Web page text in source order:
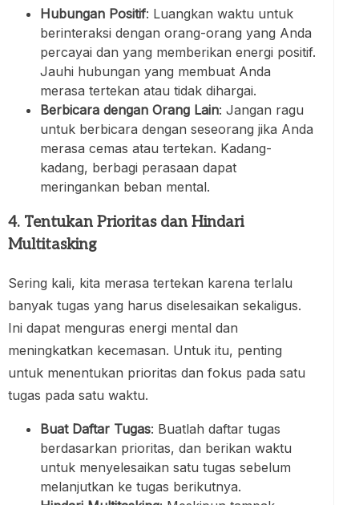
Hubungan Positif: Luangkan waktu untuk
berinteraksi dengan orang-orang yang Anda
percayai dan yang memberikan energi positif.
Jauhi hubungan yang membuat Anda
merasa tertekan atau tidak dihargai.
Berbicara dengan Orang Lain: Jangan ragu
untuk berbicara dengan seseorang jika Anda
merasa cemas atau tertekan. Kadang-
kadang, berbagi perasaan dapat
meringankan beban mental.
4. Tentukan Prioritas dan Hindari
Multitasking
Sering kali, kita merasa tertekan karena terlalu
banyak tugas yang harus diselesaikan sekaligus.
Ini dapat menguras energi mental dan
meningkatkan kecemasan. Untuk itu, penting
untuk menentukan prioritas dan fokus pada satu
tugas pada satu waktu.
Buat Daftar Tugas: Buatlah daftar tugas
berdasarkan prioritas, dan berikan waktu
untuk menyelesaikan satu tugas sebelum
melanjutkan ke tugas berikutnya.